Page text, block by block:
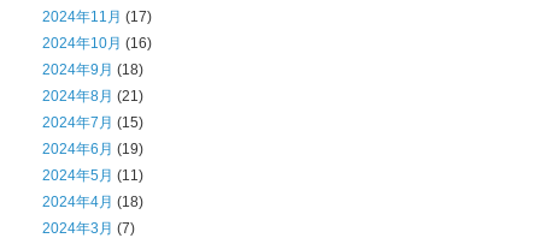
2024年11月 (17)
2024年10月 (16)
2024年9月 (18)
2024年8月 (21)
2024年7月 (15)
2024年6月 (19)
2024年5月 (11)
2024年4月 (18)
2024年3月 (7)